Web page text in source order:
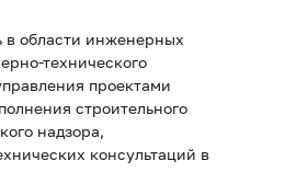
в области инженерных
технического
проектами
строительного
надзора,
консультаций в